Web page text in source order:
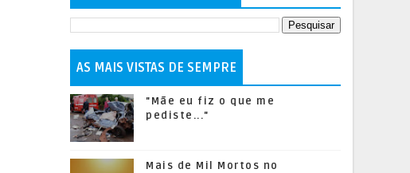
AS MAIS VISTAS DE SEMPRE
"Mãe eu fiz o que me
pediste..."
Mais de Mil Mortos no